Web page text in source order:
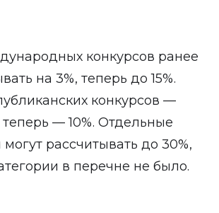
конкурсов ранее
на 3%, теперь до 15%.
конкурсов —
— 10%. Отдельные
рассчитывать до 30%,
в перечне не было.